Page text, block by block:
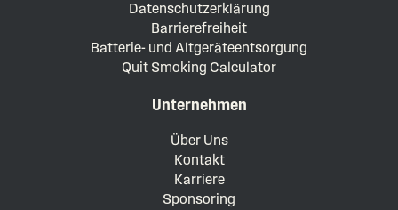
Datenschutzerklärung
Barrierefreiheit
Batterie- und Altgeräteentsorgung
Quit Smoking Calculator
Unternehmen
Über Uns
Kontakt
Karriere
Sponsoring